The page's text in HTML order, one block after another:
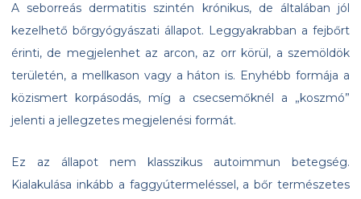
A seborreás dermatitis szintén krónikus, de általában jól
kezelhető bőrgyógyászati állapot. Leggyakrabban a fejbőrt
érinti, de megjelenhet az arcon, az orr körül, a szemöldök
területén, a mellkason vagy a háton is. Enyhébb formája a
közismert korpásodás, míg a csecsemőknél a „koszmó”
jelenti a jellegzetes megjelenési formát.
Ez az állapot nem klasszikus autoimmun betegség.
Kialakulása inkább a faggyútermeléssel, a bőr természetes